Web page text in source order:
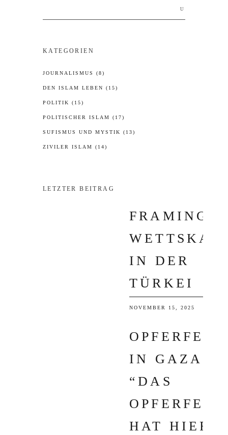
KATEGORIEN
JOURNALISMUS (8)
DEN ISLAM LEBEN (15)
POLITIK (15)
POLITISCHER ISLAM (17)
SUFISMUS UND MYSTIK (13)
ZIVILER ISLAM (14)
LETZTER BEITRAG
FRAMING
IN DER
TÜRKEI
NOVEMBER 15, 2025
OPFERFEST
IN GAZA:
“DAS
OPFERFEST
HAT HIER